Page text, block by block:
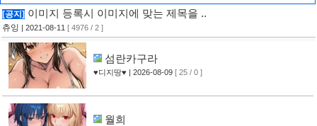
[공지] 이미지 등록시 이미지에 맞는 제목을 ..
츄잉 | 2021-08-11 [ 4976 / 2 ]
섬란카구라
♥디지땅♥ | 2026-08-09 [ 25 / 0 ]
월희